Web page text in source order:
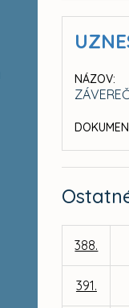
NÁZOV:
388.
391.